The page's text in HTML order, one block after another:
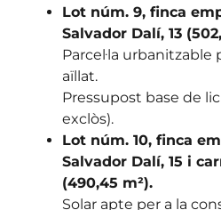
Lot núm. 9, finca
Salvador Dalí, 13
Parcel·la
aïllat.
Pressupost base de
exclòs).
Lot núm. 10, finca
Salvador Dalí, 15 i
(490,45 m²).
Solar apte per a la